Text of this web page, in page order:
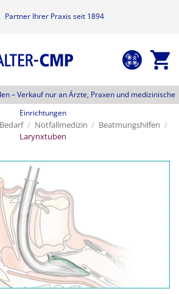
Partner Ihrer Praxis seit 1894
–Verkauf nur an Ärzte, Praxen und medizinische
Einrichtungen
/ Notfallmedizin / Beatmungshilfen /
Larynxtuben